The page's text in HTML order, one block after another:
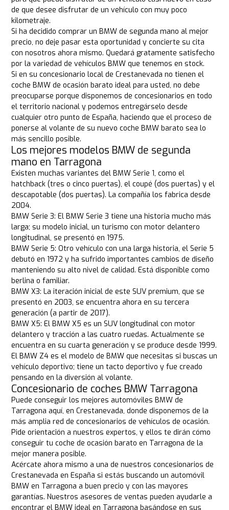
de que desee disfrutar de un vehículo con muy poco
kilometraje.
Si ha decidido comprar un BMW de segunda mano al mejor
precio, no deje pasar esta oportunidad y concierte su cita
con nosotros ahora mismo. Quedará gratamente satisfecho
por la variedad de vehículos BMW que tenemos en stock.
Si en su concesionario local de Crestanevada no tienen el
coche BMW de ocasión barato ideal para usted, no debe
preocuparse porque disponemos de concesionarios en todo
el territorio nacional y podemos entregárselo desde
cualquier otro punto de España, haciendo que el proceso de
ponerse al volante de su nuevo coche BMW barato sea lo
más sencillo posible.
Los mejores modelos BMW de segunda
mano en Tarragona
Existen muchas variantes del BMW Serie 1, como el
hatchback (tres o cinco puertas), el coupé (dos puertas) y el
descapotable (dos puertas). La compañía los fabrica desde
2004.
BMW Serie 3: El BMW Serie 3 tiene una historia mucho más
larga; su modelo inicial, un turismo con motor delantero
longitudinal, se presentó en 1975.
BMW Serie 5: Otro vehículo con una larga historia, el Serie 5
debutó en 1972 y ha sufrido importantes cambios de diseño
manteniendo su alto nivel de calidad. Está disponible como
berlina o familiar.
BMW X3: La iteración inicial de este SUV premium, que se
presentó en 2003, se encuentra ahora en su tercera
generación (a partir de 2017).
BMW X5: El BMW X5 es un SUV longitudinal con motor
delantero y tracción a las cuatro ruedas. Actualmente se
encuentra en su cuarta generación y se produce desde 1999.
El BMW Z4 es el modelo de BMW que necesitas si buscas un
vehículo deportivo; tiene un tacto deportivo y fue creado
pensando en la diversión al volante.
Concesionario de coches BMW Tarragona
Puede conseguir los mejores automóviles BMW de
Tarragona aquí, en Crestanevada, donde disponemos de la
más amplia red de concesionarios de vehículos de ocasión.
Pide orientación a nuestros expertos, y ellos te dirán cómo
conseguir tu coche de ocasión barato en Tarragona de la
mejor manera posible.
Acércate ahora mismo a una de nuestros concesionarios de
Crestanevada en España si estás buscando un automóvil
BMW en Tarragona a buen precio y con las mayores
garantías. Nuestros asesores de ventas pueden ayudarle a
encontrar el BMW ideal en Tarragona basándose en sus